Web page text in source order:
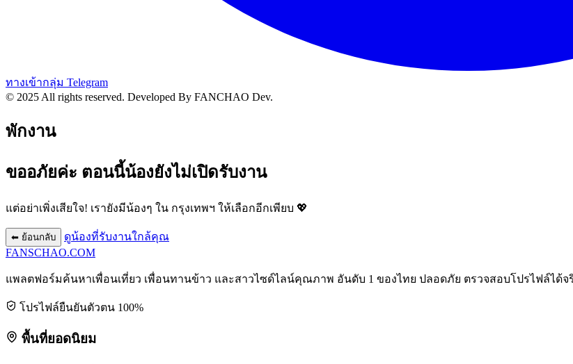
ทางเข้ากลุ่ม Telegram
© 2025 All rights reserved. Developed By FANCHAO Dev.
พักงาน
ขออภัยค่ะ ตอนนี้น้องยังไม่เปิดรับงาน
แต่อย่าเพิ่งเสียใจ! เรายังมีน้องๆ ใน กรุงเทพฯ ให้เลือกอีกเพียบ 💖
⬅ ย้อนกลับ
ดูน้องที่รับงานใกล้คุณ
FANSCHAO.COM
แพลตฟอร์มค้นหาเพื่อนเที่ยว เพื่อนทานข้าว และสาวไซด์ไลน์คุณภาพ อันดับ 1 ของไทย ปลอดภัย ตรวจสอบโปรไฟล์ได้
โปรไฟล์ยืนยันตัวตน 100%
พื้นที่ยอดนิยม